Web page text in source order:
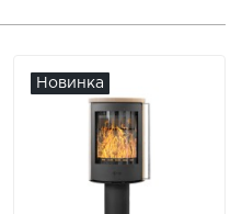
Новинка